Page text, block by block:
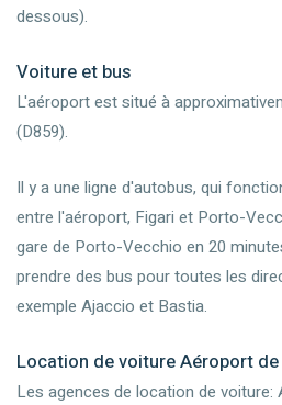
dessous).
Voiture et bus
L'aéroport est situé à
(D859).
Il y a une ligne d'autobus, qui
entre l'aéroport, Figari et Porto-
gare de Porto-Vecchio en 20
prendre des bus pour toutes les
exemple Ajaccio et Bastia.
Location de voiture Aéroport de
Les agences de location de voiture: